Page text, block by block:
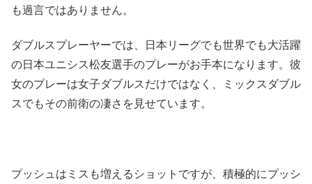
も過言ではありません。
ダブルスプレーヤーでは、日本リーグでも世界でも大活躍
の日本ユニシス松友選手のプレーがお手本になります。彼
女のプレーは女子ダブルスだけではなく、ミックスダブル
スでもその前衛の凄さを見せています。
プッシュはミスも増えるショットですが、積極的にプッシ